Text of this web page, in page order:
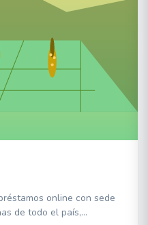
online con sede
de todo el país,